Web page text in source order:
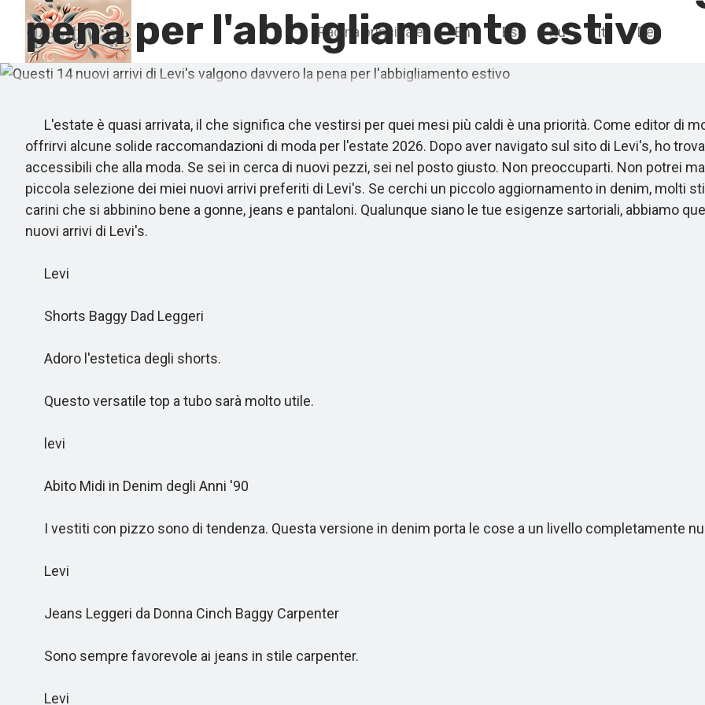
Pagina principale En Es Ru It De
pena per l'abbigliamento estivo
L'estate è quasi arrivata, il che significa che vestirsi per quei mesi più caldi è una priorità. Come editor di
offrirvi alcune solide raccomandazioni di moda per l'estate 2026. Dopo aver navigato sul sito di Levi's, ho
accessibili che alla moda. Se sei in cerca di nuovi pezzi, sei nel posto giusto. Non preoccuparti. Non potrei
piccola selezione dei miei nuovi arrivi preferiti di Levi's. Se cerchi un piccolo aggiornamento in denim, molti
carini che si abbinino bene a gonne, jeans e pantaloni. Qualunque siano le tue esigenze sartoriali, abbiamo
nuovi arrivi di Levi's.
Levi
Shorts Baggy Dad Leggeri
Adoro l'estetica degli shorts.
Questo versatile top a tubo sarà molto utile.
levi
Abito Midi in Denim degli Anni '90
I vestiti con pizzo sono di tendenza. Questa versione in denim porta le cose a un livello completamente
Levi
Jeans Leggeri da Donna Cinch Baggy Carpenter
Sono sempre favorevole ai jeans in stile carpenter.
Levi